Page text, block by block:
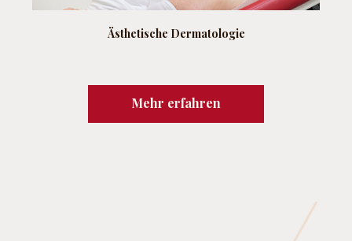
Ästhetische Dermatologie
Mehr erfahren